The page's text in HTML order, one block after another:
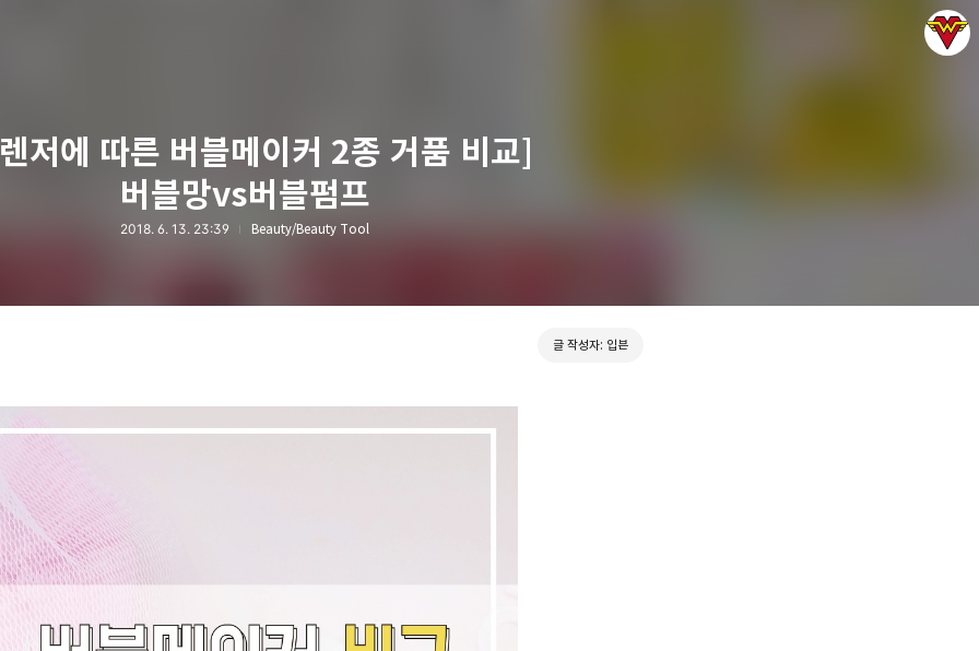
저에 따른 버블메이커 2종 거품 비교]
버블망vs버블펌프
2018. 6. 13. 23:39 Beauty/Beauty Tool
글 작성자: 입븐